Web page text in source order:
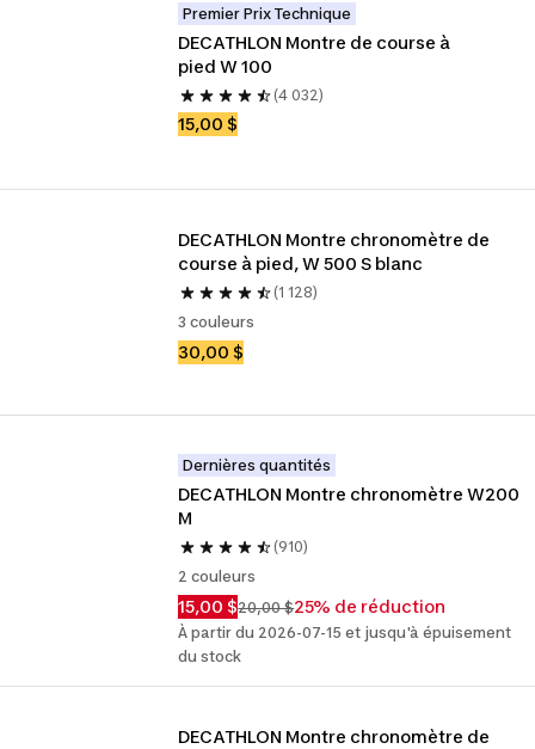
Premier Prix Technique
DECATHLON Montre de course à
pied W 100
(4 032)
15,00 $
DECATHLON Montre chronomètre de
course à pied, W 500 S blanc
(1 128)
3 couleurs
30,00 $
Dernières quantités
DECATHLON Montre chronomètre W200
M
(910)
2 couleurs
15,00 $20,00 $25% de réduction
À partir du 2026-07-15 et jusqu'à épuisement
du stock
DECATHLON Montre chronomètre de